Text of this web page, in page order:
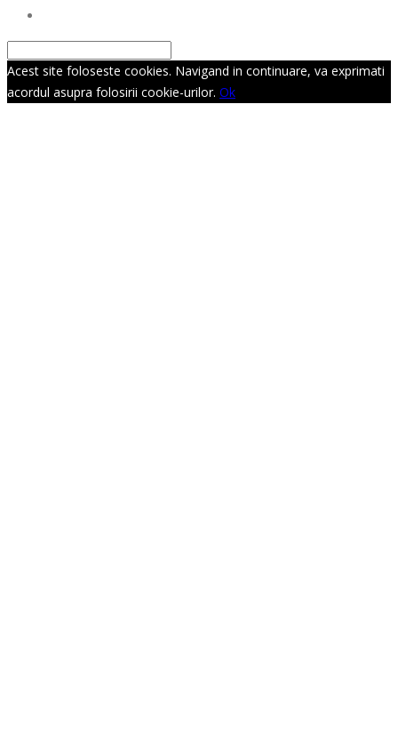
Acest site foloseste cookies. Navigand in continuare, va exprimati
acordul asupra folosirii cookie-urilor. Ok